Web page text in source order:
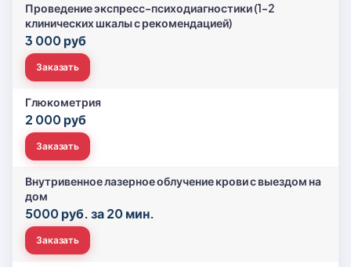
Проведение экспресс-психодиагностики (1-2
клинических шкалы с рекомендацией)
3 000 руб
Заказать
Глюкометрия
2 000 руб
Заказать
Внутривенное лазерное облучение крови с выездом на
дом
5000 руб. за 20 мин.
Заказать